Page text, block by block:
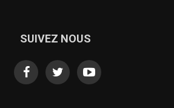
SUIVEZ NOUS